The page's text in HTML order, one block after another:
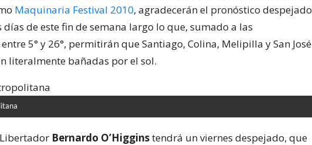
Maquinaria Festival 2010, agradecerán el pronóstico despejado
de este fin de semana largo lo que, sumado a las
5° y 26°, permitirán que Santiago, Colina, Melipilla y San José
literalmente bañadas por el sol.
Bernardo O’Higginstendrá un viernes despejado, que